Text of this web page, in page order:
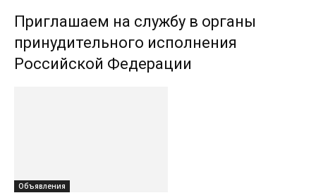
Приглашаем на службу в органы
принудительного исполнения
Российской Федерации
Объявления